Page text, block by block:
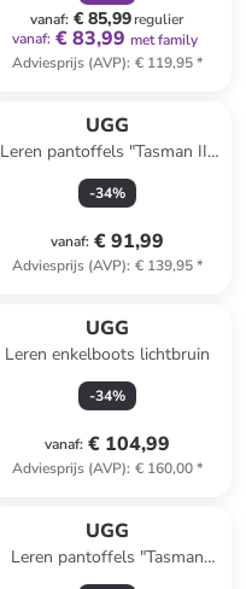
vanaf: € 85,99regulier
vanaf: € 83,99 met family
Adviesprijs (AVP): € 119,95*
UGG
Leren pantoffels "Tasman II"
beige/rood
-34%
vanaf: € 91,99
Adviesprijs (AVP): € 139,95*
UGG
Leren enkelboots lichtbruin
-34%
vanaf: € 104,99
Adviesprijs (AVP): € 160,00*
UGG
Leren pantoffels "Tasman
Biarritz" beige